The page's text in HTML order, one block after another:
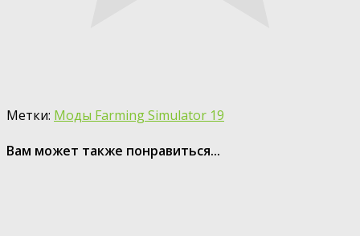
Метки: Моды Farming Simulator 19
Вам может также понравиться...